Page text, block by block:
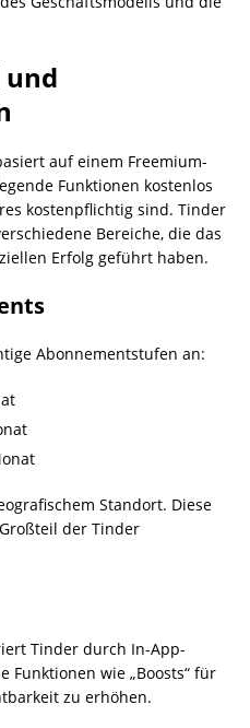
und
auf einem Freemium-
Funktionen kostenlos
kostenpflichtig sind. Tinder
Bereiche, die das
Erfolg geführt haben.
Abonnementstufen an:
Standort. Diese
der Tinder
Tinder durch In-App-
Funktionen wie „Boosts“ für
zu erhöhen.